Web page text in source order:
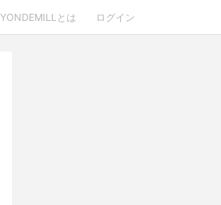
YONDEMILLとは ログイン